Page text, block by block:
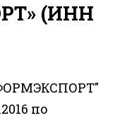
(ИНН
по